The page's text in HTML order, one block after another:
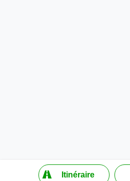
MapLibre
Itinéraire